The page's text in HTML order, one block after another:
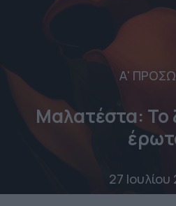
Α'
Μαλατέστα: Το
27